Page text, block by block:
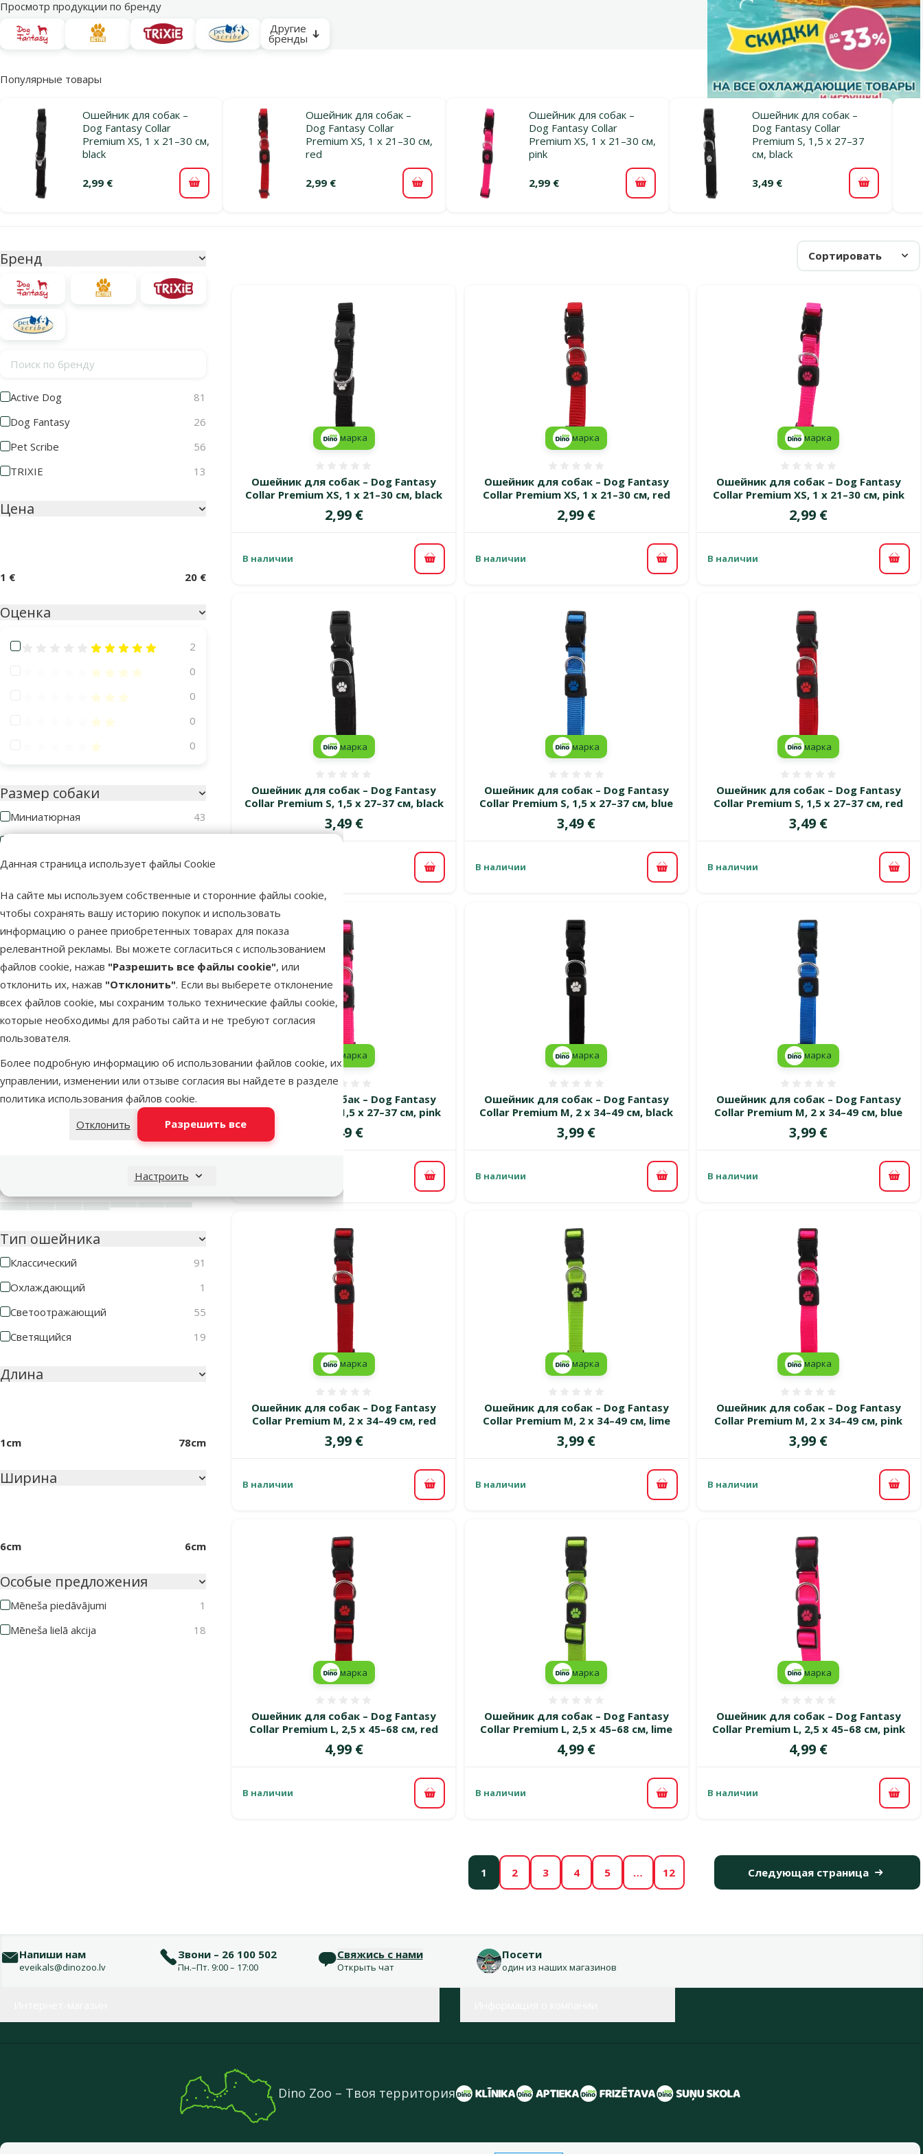
Данная страница использует файлы Cookie
На сайте мы используем собственные и сторонние файлы cookie,
чтобы сохранять вашу историю покупок и использовать
информацию о ранее приобретенных товарах для показа
релевантной рекламы. Вы можете согласиться с использованием
файлов cookie, нажав "Разрешить все файлы cookie", или
отклонить их, нажав "Отклонить". Если вы выберете отклонение
всех файлов cookie, мы сохраним только технические файлы cookie,
которые необходимы для работы сайта и не требуют согласия
пользователя.
Более подробную информацию об использовании файлов cookie, их
управлении, изменении или отзыве согласия вы найдете в разделе
политика использования файлов cookie.
Отклонить
Разрешить все
Настроить
Просмотр продукции по бренду
Другие
бренды
Популярные товары
Ошейник для собак –
Dog Fantasy Collar
Premium XS, 1 x 21–30 см,
black
2,99 € В корзину
Ошейник для собак –
Dog Fantasy Collar
Premium XS, 1 x 21–30 см,
red
2,99 € В корзину
Ошейник для собак –
Dog Fantasy Collar
Premium XS, 1 x 21–30 см,
pink
2,99 € В корзину
Ошейник для собак –
Dog Fantasy Collar
Premium S, 1,5 x 27–37
см, black
3,49 € В корзину
Бренд
Поиск по бренду
Active Dog
81
Dog Fantasy
26
Pet Scribe
56
TRIXIE
13
Цена
1 € 20 €
Оценка
Оценка 100%
2
Оценка 80%
0
Оценка 60%
0
Оценка 40%
0
Оценка 20%
0
Размер собаки
Миниатюрная
43
Средняя
70
Большая
52
Гигантская
22
Материал
1
Металл
3
Нейлон
92
ПВХ
1
Пластмасса
15
11
Цвет
Бежевый
БелыйБирюзовый
ГолубойГорчичный
ЗеленыйЗолотой
КрасныйМатово-серебряный
ОранжевыйРазноцветный
Тип ошейника
Классический
91
Охлаждающий
1
Светоотражающий
55
Светящийся
19
Длина
1cm 78cm
Ширина
6cm 6cm
Особые предложения
Mēneša piedāvājumi
1
Mēneša lielā akcija
18
Сортировать
Ошейник для собак – Dog Fantasy
Collar Premium XS, 1 x 21–30 см, black
Цена
2,99 €
марка
В наличии В корзину
Ошейник для собак – Dog Fantasy
Collar Premium XS, 1 x 21–30 см, red
Цена
2,99 €
марка
В наличии В корзину
Ошейник для собак – Dog Fantasy
Collar Premium XS, 1 x 21–30 см, pink
Цена
2,99 €
марка
В наличии В
Ошейник для собак – Dog Fantasy
Collar Premium S, 1,5 x 27–37 см, black
Цена
3,49 €
марка
В корзину
Ошейник для собак – Dog Fantasy
Collar Premium S, 1,5 x 27–37 см, blue
Цена
3,49 €
марка
В наличии В корзину
Ошейник для собак – Dog Fantasy
Collar Premium S, 1,5 x 27–37 см, red
Цена
3,49 €
марка
В наличии В
Ошейник для собак – Dog Fantasy
Collar Premium S, 1,5 x 27–37 см, pink
Цена
3,49 €
марка
В корзину
Ошейник для собак – Dog Fantasy
Collar Premium M, 2 x 34–49 см, black
Цена
3,99 €
марка
В наличии В корзину
Ошейник для собак – Dog Fantasy
Collar Premium M, 2 x 34–49 см, blue
Цена
3,99 €
марка
В наличии В
Ошейник для собак – Dog Fantasy
Collar Premium M, 2 x 34–49 см, red
Цена
3,99 €
марка
В наличии В корзину
Ошейник для собак – Dog Fantasy
Collar Premium M, 2 x 34–49 см, lime
Цена
3,99 €
марка
В наличии В корзину
Ошейник для собак – Dog Fantasy
Collar Premium M, 2 x 34–49 см, pink
Цена
3,99 €
марка
В наличии В
Ошейник для собак – Dog Fantasy
Collar Premium L, 2,5 x 45–68 см, red
Цена
4,99 €
марка
В наличии В корзину
Ошейник для собак – Dog Fantasy
Collar Premium L, 2,5 x 45–68 см, lime
Цена
4,99 €
марка
В наличии В корзину
Ошейник для собак – Dog Fantasy
Collar Premium L, 2,5 x 45–68 см, pink
Цена
4,99 €
марка
В наличии В
1 2 3 4 5 … 12 Следующая страница
Напиши нам
eveikals@dinozoo.lv
Звони – 26 100 502
Пн.–Пт. 9:00 – 17:00
Свяжись с нами
Открыть чат
Посети
один из наших магазинов
Dino Zoo – Твоя территория